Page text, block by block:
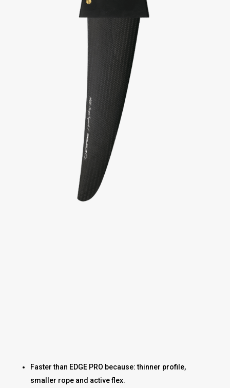
Faster than EDGE PRO because: thinner profile,
smaller rope and active flex.